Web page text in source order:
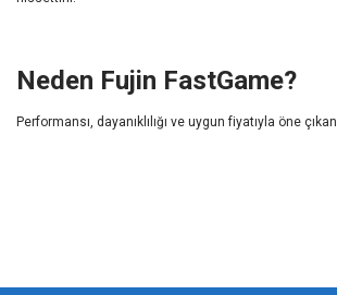
Neden Fujin FastGame?
Performansı, dayanıklılığı ve uygun fiyatıyla öne çıkan